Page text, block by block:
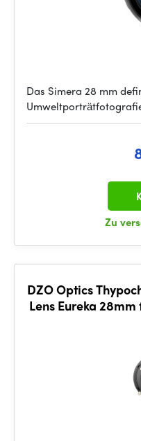
Das Simera 28 mm
Zu
DZO Optics
Lens Eureka